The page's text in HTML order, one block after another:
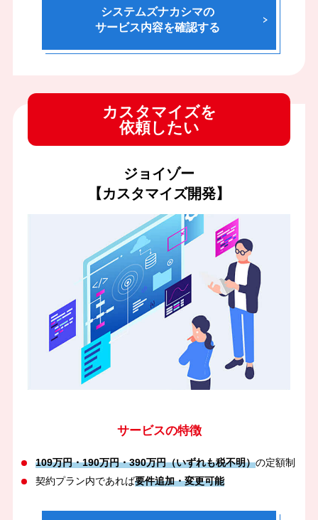
システムズナカシマの
サービス内容を確認する
カスタマイズを
依頼したい
ジョイゾー
【カスタマイズ開発】
サービスの特徴
109万円・190万円・390万円（いずれも税不明）の定額制
契約プラン内であれば要件追加・変更可能